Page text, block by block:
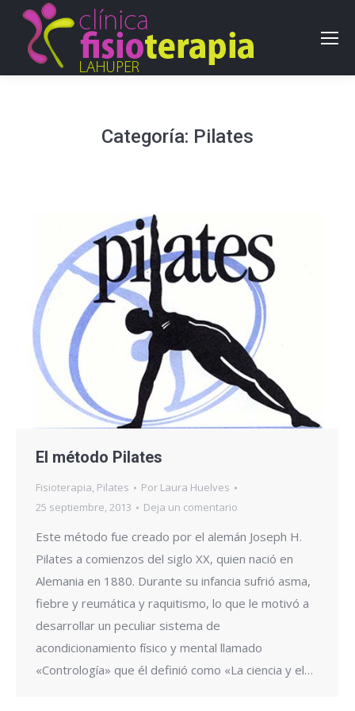
Categoría: Pilates
El método Pilates
Fisioterapia, Pilates Por Laura Huelves
25 septiembre, 2013
Deja un comentario
Este método fue creado por el alemán Joseph H.
Pilates a comienzos del siglo XX, quien nació en
Alemania en 1880. Durante su infancia sufrió asma,
fiebre y reumática y raquitismo, lo que le motivó a
desarrollar un peculiar sistema de
acondicionamiento físico y mental llamado
«Contrología» que él definió como «La ciencia y el…